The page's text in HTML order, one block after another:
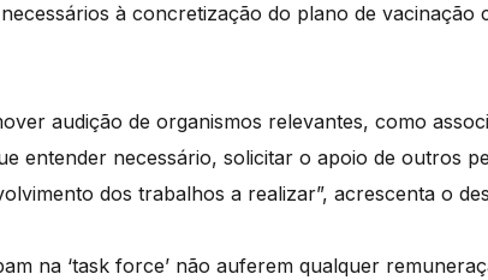
à concretização do plano de vacinação
audição de organismos relevantes, como
entender necessário, solicitar o apoio de outros
dos trabalhos a realizar”, acrescenta o
na ‘task force’ não auferem qualquer